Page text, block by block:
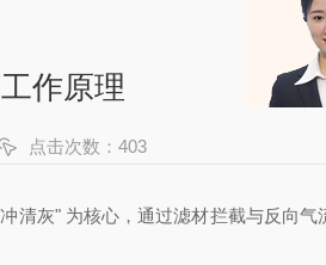
作原理
点击次数：403
清灰" 为核心，通过滤材拦截与反向